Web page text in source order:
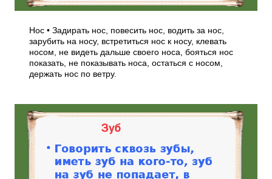
Нос • Задирать нос, повесить нос, водить за нос,
зарубить на носу, встретиться нос к носу, клевать
носом, не видеть дальше своего носа, бояться нос
показать, не показывать носа, остаться с носом,
держать нос по ветру.